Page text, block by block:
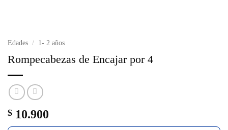
Edades / 1- 2 años
Rompecabezas de Encajar por 4
$ 10.900